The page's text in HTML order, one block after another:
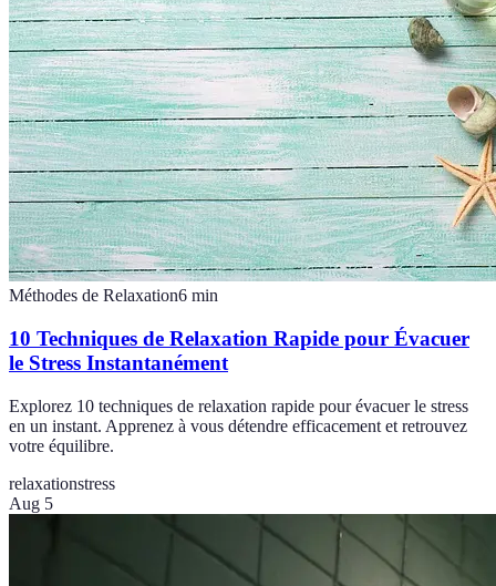
Méthodes de Relaxation6 min
10 Techniques de Relaxation Rapide pour Évacuer
le Stress Instantanément
Explorez 10 techniques de relaxation rapide pour évacuer le stress
en un instant. Apprenez à vous détendre efficacement et retrouvez
votre équilibre.
relaxationstress
Aug 5